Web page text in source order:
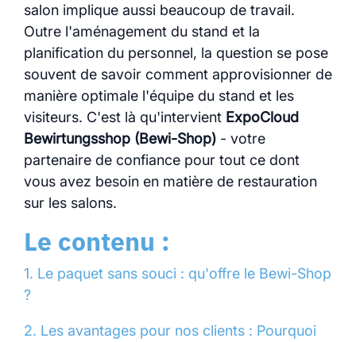
Services
salon implique aussi beaucoup de travail.
Outre l'aménagement du stand et la
planification du personnel, la question se pose
souvent de savoir comment approvisionner de
manière optimale l'équipe du stand et les
visiteurs. C'est là qu'intervient ExpoCloud
Bewirtungsshop (Bewi-Shop) - votre
partenaire de confiance pour tout ce dont
vous avez besoin en matière de restauration
sur les salons.
Le contenu :
1. Le paquet sans souci : qu'offre le Bewi-Shop
?
2. Les avantages pour nos clients : Pourquoi